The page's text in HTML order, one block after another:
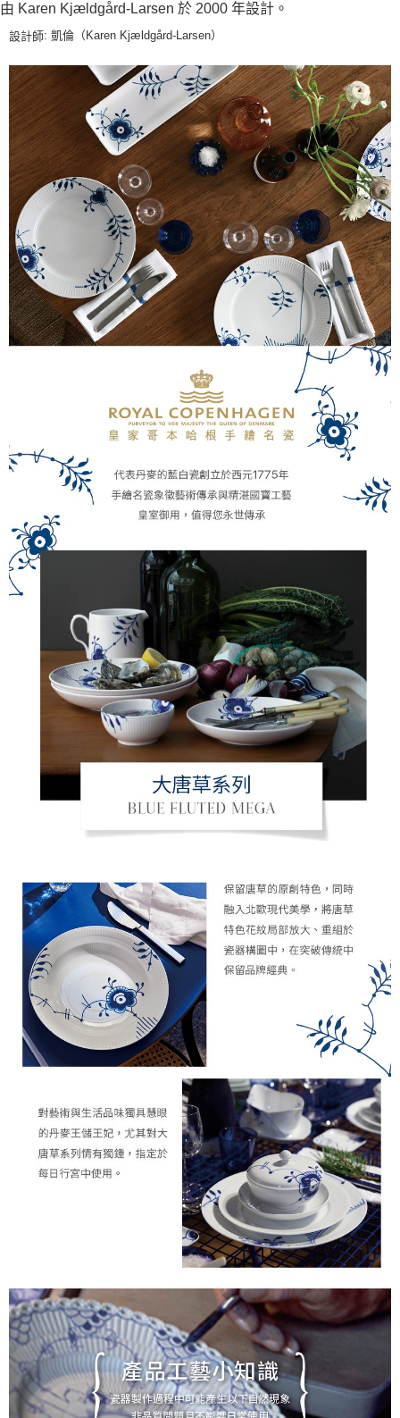
由 Karen Kjældgård-Larsen 於 2000 年設計。
設計師: 凱倫（Karen Kjældgård-Larsen）